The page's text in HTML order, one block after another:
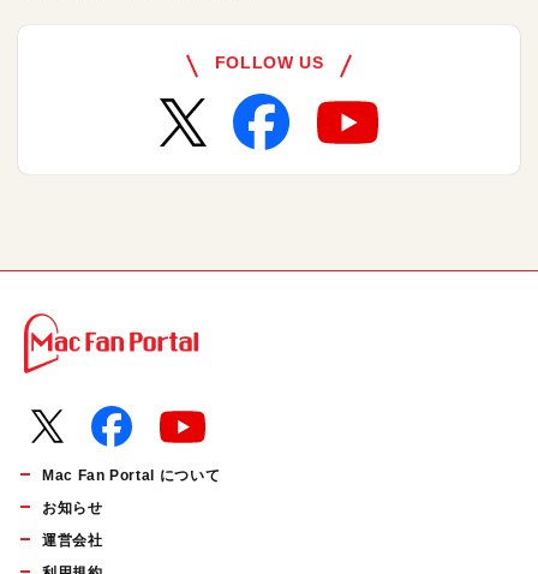
FOLLOW US
Mac Fan Portal について
お知らせ
運営会社